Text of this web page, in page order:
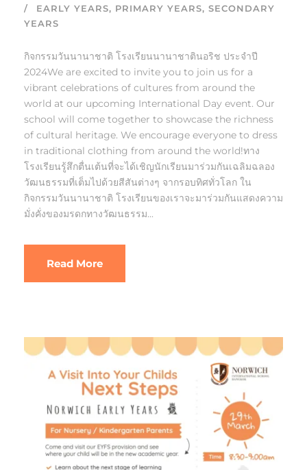
EARLY YEARS, PRIMARY YEARS, SECONDARY
YEARS
กิจกรรมวันนานาชาติ โรงเรียนนานาชาตินอริช ประจำปี
2024We are excited to invite you to join us for a
vibrant celebrations of cultures from around the
world at our upcoming International Day event. Our
school will come together to showcase the richness
of cultural heritage. We encourage everyone to dress
in traditional clothing from around the world!ทาง
โรงเรียนรู้สึกตื่นเต้นที่จะได้เชิญนักเรียนมาร่วมกันเฉลิมฉลอง
วัฒนธรรมที่เต็มไปด้วยสีสันต่างๆ จากรอบทิศทั่วโลก ใน
กิจกรรมวันนานาชาติ โรงเรียนของเราจะมาร่วมกันแสดงความ
มั่งคั่งของมรดกทางวัฒนธรรม...
Read More